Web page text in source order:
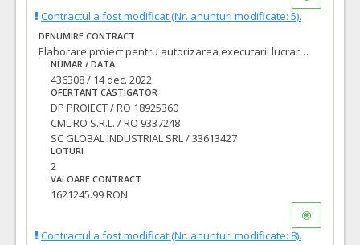
Contractul a fost modificat.(Nr. anunturi modificate: 5).
DENUMIRE CONTRACT
Elaborare proiect pentru autorizarea executarii lucrarilor (PAC/DTAC), proiect tehnic pentru executia lucrarilor (PT), asistenta tehnica din partea proiectantului pe perioada executarii lucrarilor si executie lucrari pentru obiectivul de investitii: LOT 2: Modernizare strada FABIAN IMRE
NUMAR / DATA
436308 / 14 dec. 2022
OFERTANT CASTIGATOR
DP PROIECT / RO 18925360
CML.RO S.R.L. / RO 9337248
SC GLOBAL INDUSTRIAL SRL / 33613427
LOTURI
2
VALOARE CONTRACT
1621245.99 RON
Contractul a fost modificat.(Nr. anunturi modificate: 8).